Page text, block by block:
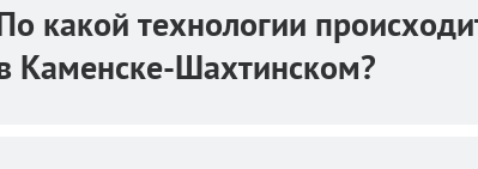
какой технологии
Каменске-Шахтинском?